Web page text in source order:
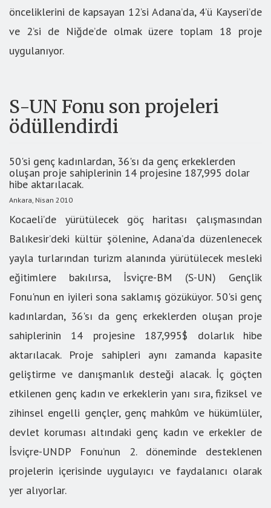
önceliklerini de kapsayan 12’si Adana’da, 4’ü Kayseri’de
ve 2’si de Niğde’de olmak üzere toplam 18 proje
uygulanıyor.
S-UN Fonu son projeleri
ödüllendirdi
50'si genç kadınlardan, 36'sı da genç erkeklerden
oluşan proje sahiplerinin 14 projesine 187,995 dolar
hibe aktarılacak.
Ankara, Nisan 2010
Kocaeli’de yürütülecek göç haritası çalışmasından
Balıkesir’deki kültür şölenine, Adana’da düzenlenecek
yayla turlarından turizm alanında yürütülecek mesleki
eğitimlere bakılırsa, İsviçre-BM (S-UN) Gençlik
Fonu'nun en iyileri sona saklamış gözüküyor. 50'si genç
kadınlardan, 36'sı da genç erkeklerden oluşan proje
sahiplerinin 14 projesine 187,995$ dolarlık hibe
aktarılacak. Proje sahipleri aynı zamanda kapasite
geliştirme ve danışmanlık desteği alacak. İç göçten
etkilenen genç kadın ve erkeklerin yanı sıra, fiziksel ve
zihinsel engelli gençler, genç mahkûm ve hükümlüler,
devlet koruması altındaki genç kadın ve erkekler de
İsviçre-UNDP Fonu’nun 2. döneminde desteklenen
projelerin içerisinde uygulayıcı ve faydalanıcı olarak
yer alıyorlar.